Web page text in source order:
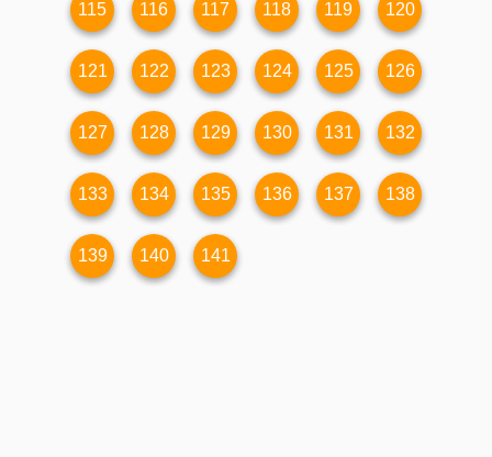
115 116 117 118 119 120
121 122 123 124 125 126
127 128 129 130 131 132
133 134 135 136 137 138
139 140 141